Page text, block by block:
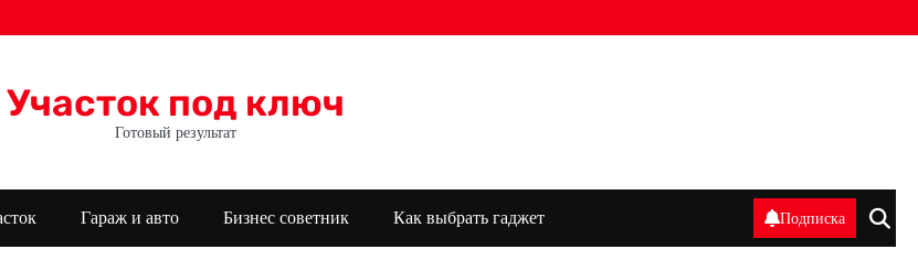
Участок под ключ
Готовый результат
Гараж и авто Бизнес советник Как выбрать гаджет Подписка